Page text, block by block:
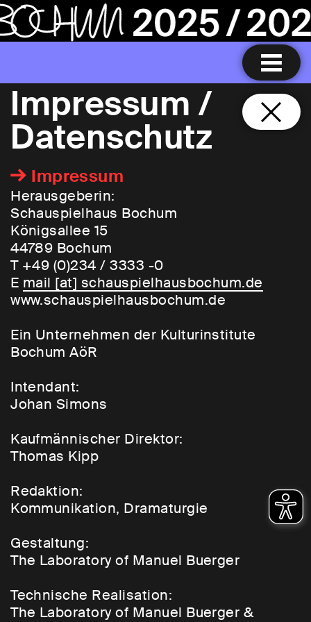
Impressum /
Datenschutz
Impressum
Herausgeberin:
Schauspielhaus Bochum
Königsallee 15
44789 Bochum
T +49 (0)234 / 3333 -0
E mail [​at​] schauspielhausbochum.de
www.schauspielhausbochum.de
Ein Unternehmen der Kulturinstitute
Bochum AöR
Intendant:
Johan Simons
Kaufmännischer Direktor:
Thomas Kipp
Redaktion:
Kommunikation, Dramaturgie
Gestaltung:
The Laboratory of Manuel Buerger
Technische Realisation:
The Laboratory of Manuel Buerger &